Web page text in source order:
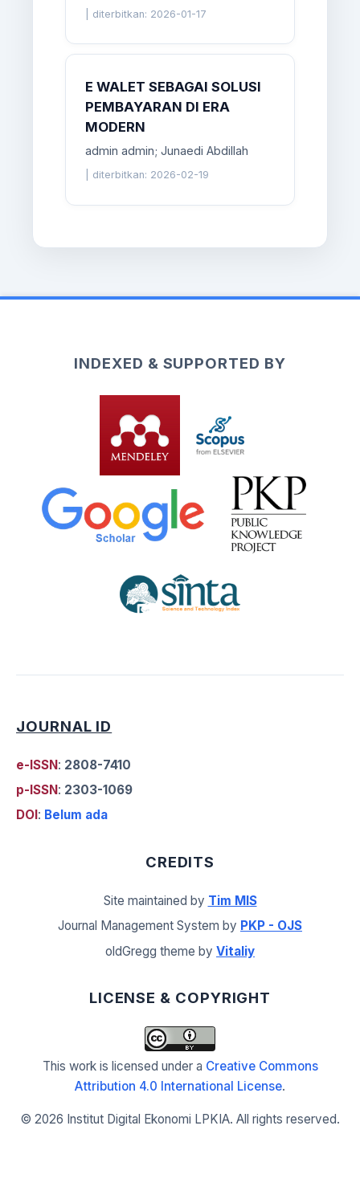
diterbitkan: 2026-01-17
E WALET SEBAGAI SOLUSI
PEMBAYARAN DI ERA
MODERN
admin admin; Junaedi Abdillah
diterbitkan: 2026-02-19
INDEXED & SUPPORTED BY
JOURNAL ID
e-ISSN: 2808-7410
p-ISSN: 2303-1069
DOI : Belum ada
CREDITS
Site maintained by Tim MIS
Journal Management System by PKP - OJS
oldGregg theme by Vitaliy
LICENSE & COPYRIGHT
This work is licensed under a Creative Commons
Attribution 4.0 International License.
© 2026 Institut Digital Ekonomi LPKIA. All rights reserved.